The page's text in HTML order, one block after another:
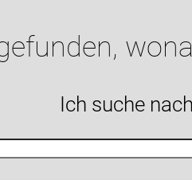
Ich suche